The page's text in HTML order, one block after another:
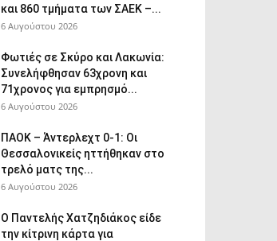
και 860 τμήματα των ΣΑΕΚ –...
6 Αυγούστου 2026
Φωτιές σε Σκύρο και Λακωνία:
Συνελήφθησαν 63χρονη και
71χρονος για εμπρησμό...
6 Αυγούστου 2026
ΠΑΟΚ – Άντερλεχτ 0-1: Οι
Θεσσαλονικείς ηττήθηκαν στο
τρελό ματς της...
6 Αυγούστου 2026
Ο Παντελής Χατζηδιάκος είδε
την κίτρινη κάρτα για